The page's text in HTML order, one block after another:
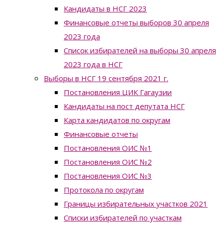
Кандидаты в НСГ 2023
Финансовые отчеты выборов 30 апреля
2023 года
Список избирателей на выборы 30 апреля
2023 года в НСГ
Выборы в НСГ 19 сентября 2021 г.
Постановления ЦИК Гагаузии
Кандидаты на пост депутата НСГ
Карта кандидатов по округам
Финансовые отчеты
Постановления ОИС №1
Постановления ОИС №2
Постановления ОИС №3
Протокола по округам
Границы избирательных участков 2021
Списки избирателей по участкам